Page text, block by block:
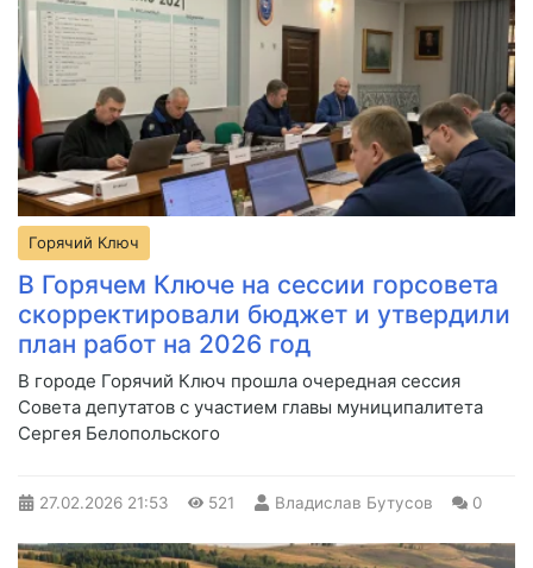
Горячий Ключ
В Горячем Ключе на сессии горсовета
скорректировали бюджет и утвердили
план работ на 2026 год
В городе Горячий Ключ прошла очередная сессия
Совета депутатов с участием главы муниципалитета
Сергея Белопольского
27.02.2026 21:53 521 Владислав Бутусов 0